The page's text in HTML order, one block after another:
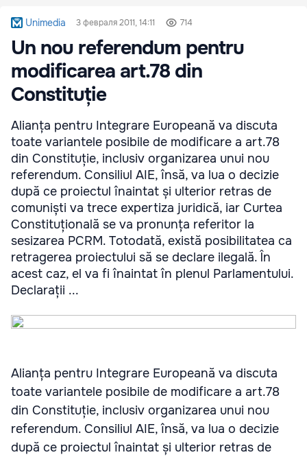
Unimedia 3 февраля 2011, 14:11 714
Un nou referendum pentru
modificarea art.78 din
Constituție
Alianța pentru Integrare Europeană va discuta
toate variantele posibile de modificare a art.78
din Constituție, inclusiv organizarea unui nou
referendum. Consiliul AIE, însă, va lua o decizie
după ce proiectul înaintat și ulterior retras de
comuniști va trece expertiza juridică, iar Curtea
Constituțională se va pronunța referitor la
sesizarea PCRM. Totodată, există posibilitatea ca
retragerea proiectului să se declare ilegală. În
acest caz, el va fi înaintat în plenul Parlamentului.
Declarații ...
Alianța pentru Integrare Europeană va discuta
toate variantele posibile de modificare a art.78
din Constituție, inclusiv organizarea unui nou
referendum. Consiliul AIE, însă, va lua o decizie
după ce proiectul înaintat și ulterior retras de